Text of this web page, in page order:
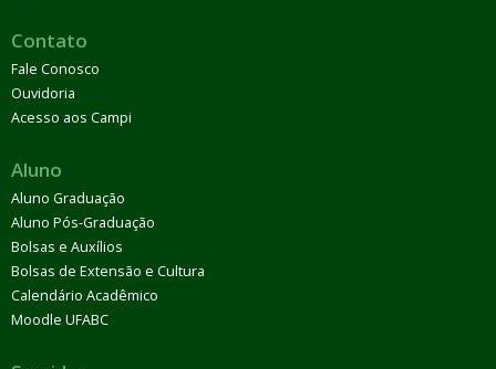
Contato
Fale Conosco
Ouvidoria
Acesso aos Campi
Aluno
Aluno Graduação
Aluno Pós-Graduação
Bolsas e Auxílios
Bolsas de Extensão e Cultura
Calendário Acadêmico
Moodle UFABC